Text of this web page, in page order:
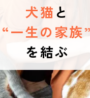
犬猫 と
“一生の家族”
を結ぶ